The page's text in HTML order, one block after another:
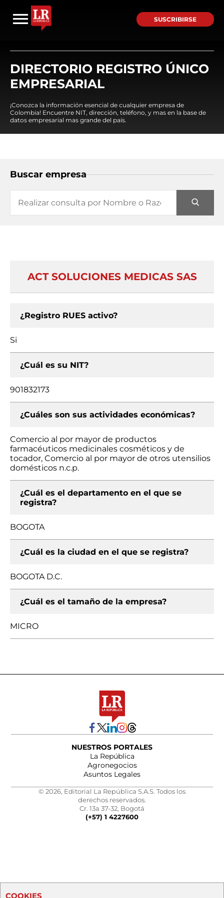
SUSCRIBIRSE
DIRECTORIO REGISTRO ÚNICO
EMPRESARIAL
¡Conozca la información esencial de cualquier empresa de
Colombia! Encuentre NIT, dirección, teléfono, y mas en la base de
datos empresarial mas grande del país.
Buscar empresa
ACT SOLUCIONES MEDICAS SAS
¿Registro RUES activo?
Si
¿Cuál es su NIT?
901832173
¿Cuáles son sus actividades económicas?
Comercio al por mayor de productos
farmacéuticos medicinales cosméticos y de
tocador, Comercio al por mayor de otros utensilios
domésticos n.c.p.
¿Cuál es el departamento en el que se
registra?
BOGOTA
¿Cuál es la ciudad en el que se registra?
BOGOTA D.C.
¿Cuál es el tamaño de la empresa?
MICRO
NUESTROS PORTALES
La República
Agronegocios
Asuntos Legales
© 2026, Editorial La República S.A.S. Todos los
derechos reservados.
Cr. 13a 37-32, Bogotá
(+57) 1 4227600
COOKIES